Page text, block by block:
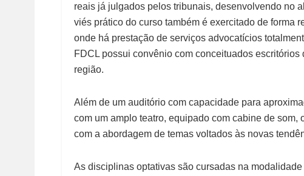
reais já julgados pelos tribunais, desenvolvendo no
viés prático do curso também é exercitado de forma
onde há prestação de serviços advocatícios
FDCL possui convênio com conceituados
região.
Além de um auditório com capacidade para
com um amplo teatro, equipado com cabine de
com a abordagem de temas voltados às novas
As disciplinas optativas são cursadas na